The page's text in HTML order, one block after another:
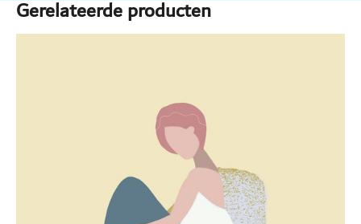
Gerelateerde producten